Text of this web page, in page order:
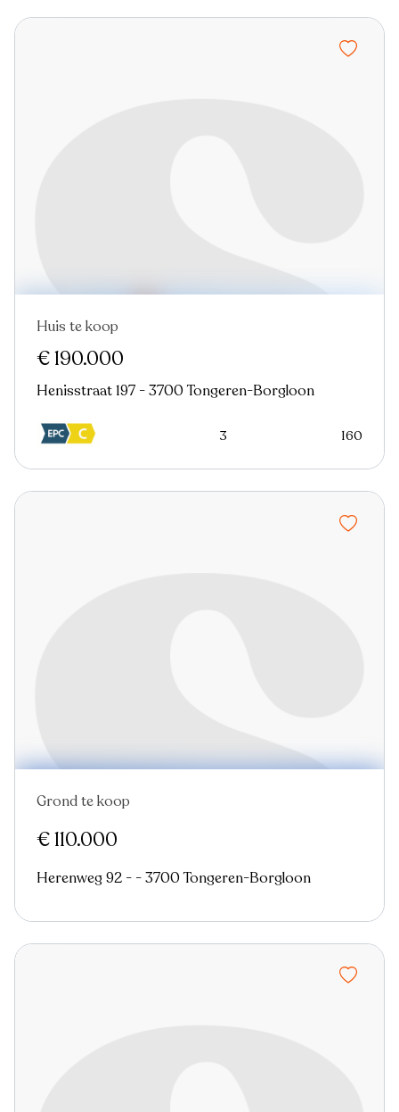
Nieuw
Huis te koop
€ 190.000
Henisstraat 197 - 3700 Tongeren-Borgloon
3 160
Nieuw
Grond te koop
€ 110.000
Herenweg 92 - - 3700 Tongeren-Borgloon